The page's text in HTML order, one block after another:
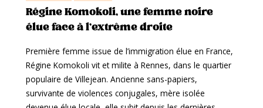
Régine Komokoli, une femme noire
élue face à l’extrême droite
Première femme issue de l’immigration élue en France,
Régine Komokoli vit et milite à Rennes, dans le quartier
populaire de Villejean. Ancienne sans-papiers,
survivante de violences conjugales, mère isolée